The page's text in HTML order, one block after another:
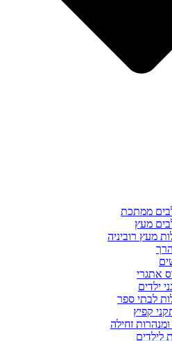
ממתכת
מעץ
מעץ רוביניה
אתגרי
ילדים
לבתי ספר
קפיץ
זחילה
לילדים